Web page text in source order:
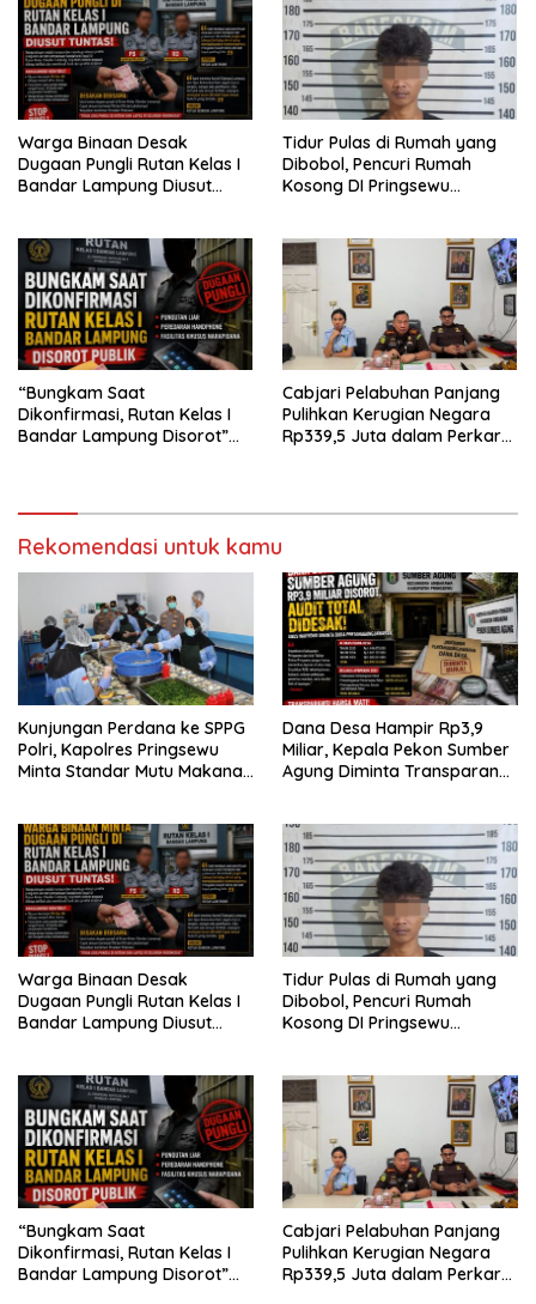
Warga Binaan Desak
Dugaan Pungli Rutan Kelas I
Bandar Lampung Diusut
Tidur Pulas di Rumah yang
Dibobol, Pencuri Rumah
Kosong DI Pringsewu
“Bungkam Saat
Dikonfirmasi, Rutan Kelas I
Bandar Lampung Disorot”
Cabjari Pelabuhan Panjang
Pulihkan Kerugian Negara
Rp339,5 Juta dalam Perkara
Rekomendasi untuk kamu
Kunjungan Perdana ke SPPG
Polri, Kapolres Pringsewu
Minta Standar Mutu Makanan
Dana Desa Hampir Rp3,9
Miliar, Kepala Pekon Sumber
Agung Diminta Transparan
Warga Binaan Desak
Dugaan Pungli Rutan Kelas I
Bandar Lampung Diusut
Tidur Pulas di Rumah yang
Dibobol, Pencuri Rumah
Kosong DI Pringsewu
“Bungkam Saat
Dikonfirmasi, Rutan Kelas I
Bandar Lampung Disorot”
Cabjari Pelabuhan Panjang
Pulihkan Kerugian Negara
Rp339,5 Juta dalam Perkara